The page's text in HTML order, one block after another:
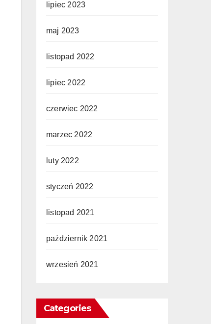
lipiec 2023
maj 2023
listopad 2022
lipiec 2022
czerwiec 2022
marzec 2022
luty 2022
styczeń 2022
listopad 2021
październik 2021
wrzesień 2021
Categories